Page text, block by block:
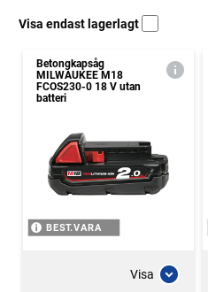
Visa endast lagerlagt
Betongkapsåg
MILWAUKEE M18
FCOS230-0 18 V utan
batteri
BEST.VARA
Visa